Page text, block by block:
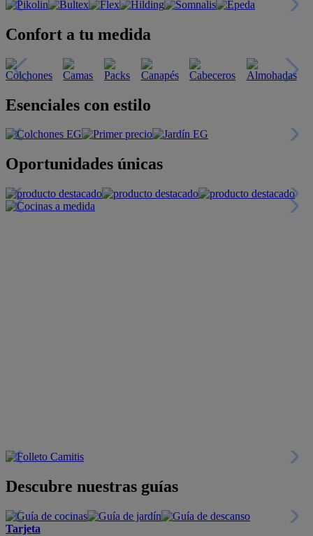
Confort a tu medida
Esenciales con estilo
Oportunidades únicas
Descubre nuestras guías
Tarjeta